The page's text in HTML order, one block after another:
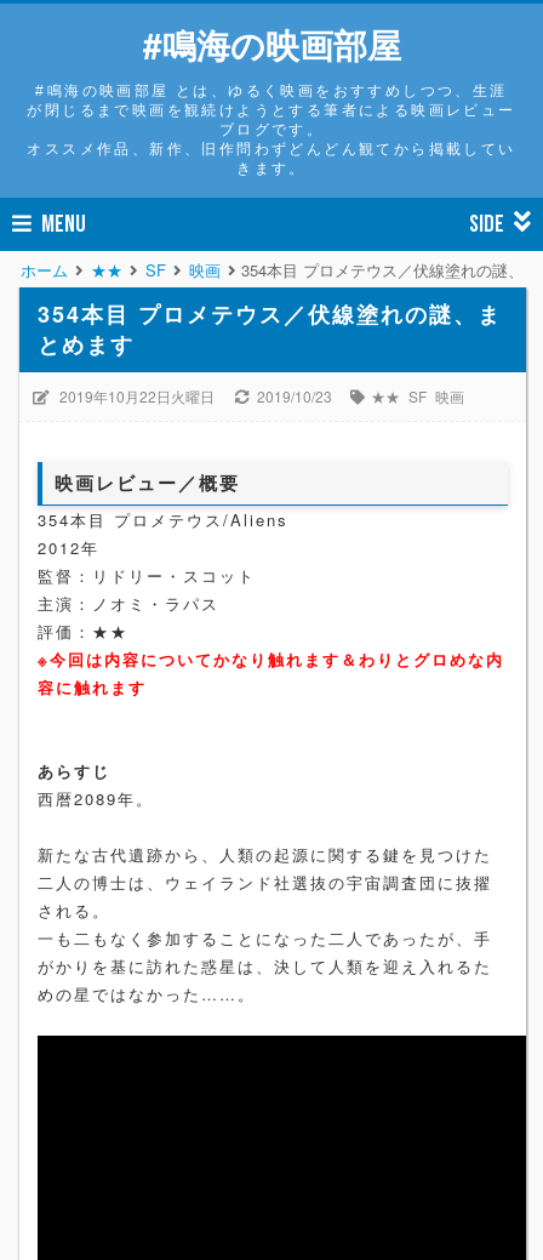
#鳴海の映画部屋
#鳴海の映画部屋 とは、ゆるく映画をおすすめしつつ、生涯
が閉じるまで映画を観続けようとする筆者による映画レビュー
ブログです。
オススメ作品、新作、旧作問わずどんどん観てから掲載してい
きます。
MENU SIDE
ホーム ★★ SF 映画 354本目 プロメテウス／伏線塗れの謎、
354本目 プロメテウス／伏線塗れの謎、ま
とめます
2019年10月22日火曜日 2019/10/23 ★★ SF 映画
映画レビュー／概要
354本目 プロメテウス/Aliens
2012年
監督：リドリー・スコット
主演：ノオミ・ラパス
評価：★★
※今回は内容についてかなり触れます＆わりとグロめな内
容に触れます
あらすじ
西暦2089年。
新たな古代遺跡から、人類の起源に関する鍵を見つけた
二人の博士は、ウェイランド社選抜の宇宙調査団に抜擢
される。
一も二もなく参加することになった二人であったが、手
がかりを基に訪れた惑星は、決して人類を迎え入れるた
めの星ではなかった……。